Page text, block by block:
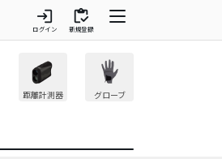
login
ログイン
inventory
新規登録
距離計測器 グローブ